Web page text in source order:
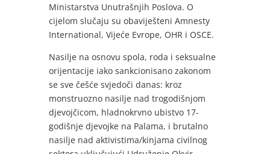
Ministarstva Unutrašnjih Poslova. O
cijelom slučaju su obaviješteni Amnesty
International, Vijeće Evrope, OHR i OSCE.
Nasilje na osnovu spola, roda i seksualne
orijentacije iako sankcionisano zakonom
se sve češće svjedoči danas: kroz
monstruozno nasilje nad trogodišnjom
djevojčicom, hladnokrvno ubistvo 17-
godišnje djevojke na Palama, i brutalno
nasilje nad aktivistima/kinjama civilnog